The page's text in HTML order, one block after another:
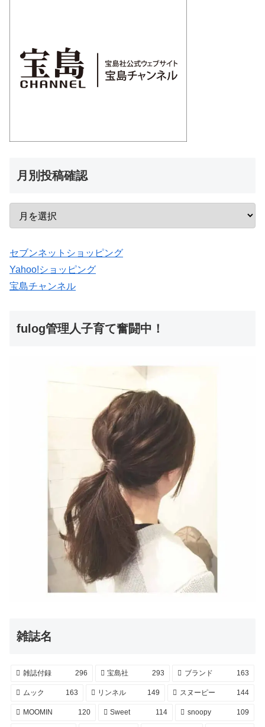
月別投稿確認
セブンネットショッピング
Yahoo!ショッピング
宝島チャンネル
fulog管理人子育て奮闘中！
雑誌名
雑誌付録 296 宝島社 293 ブランド 163
ムック 163 リンネル 149 スヌーピー 144
MOOMIN 120 Sweet 114 snoopy 109